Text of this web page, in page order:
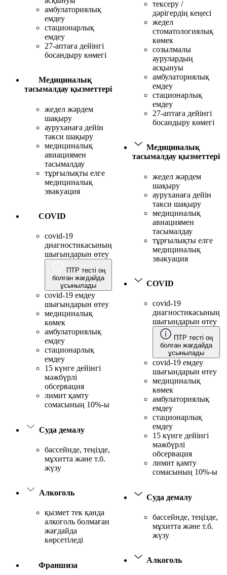
амбулаториялық
емдеу
стационарлық
емдеу
27-аптаға дейінгі
босандыру көмегі
Медициналық
тасымалдау қызметтері
жедел жәрдем
шақыру
ауруханаға дейін
такси шақыру
медициналық
авиациямен
тасымалдау
тұрғылықты елге
медициналық
эвакуация
COVID
covid-19
диагностикасының
шығындарын өтеу
ПТР тесті оң
болған жағдайда
ұсынылады
covid-19 емдеу
шығындарын өтеу
медициналық
көмек
амбулаториялық
емдеу
стационарлық
емдеу
15 күнге дейінгі
мәжбүрлі
обсервация
лимит қамту
сомасының 10%-ы
Суда демалу
бассейнде, теңізде,
мұхитта және т.б.
жүзу
Алкоголь
қызмет тек қанда
алкоголь болмаған
жағдайда
көрсетіледі
Франшиза
тексеру /
дәрігердің кеңесі
жедел
стоматологиялық
көмек
созылмалы
аурулардың
асқынуы
амбулаториялық
емдеу
стационарлық
емдеу
27-аптаға дейінгі
босандыру көмегі
Медициналық
тасымалдау қызметтері
жедел жәрдем
шақыру
ауруханаға дейін
такси шақыру
медициналық
авиациямен
тасымалдау
тұрғылықты елге
медициналық
эвакуация
COVID
covid-19
диагностикасының
шығындарын өтеу
ПТР тесті оң
болған жағдайда
ұсынылады
covid-19 емдеу
шығындарын өтеу
медициналық
көмек
амбулаториялық
емдеу
стационарлық
емдеу
15 күнге дейінгі
мәжбүрлі
обсервация
лимит қамту
сомасының 10%-ы
Суда демалу
бассейнде, теңізде,
мұхитта және т.б.
жүзу
Алкоголь